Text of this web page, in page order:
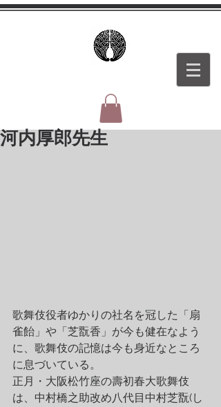
河内厚郎先生
歌舞伎役者ゆかりの社名を冠した「扇
雀飴」や「芝翫香」が今も健在なよう
に、歌舞伎の記憶は今も身近なところ
に息づいている。
正月・大阪松竹座の壽初春大歌舞伎
は、中村橋之助改め八代目中村芝翫(し